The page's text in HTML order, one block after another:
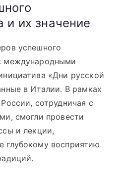
и их значение
успешного
международными
«Дни русской
в Италии. В рамках
сотрудничая с
смогли провести
и лекции,
глубокому восприятию